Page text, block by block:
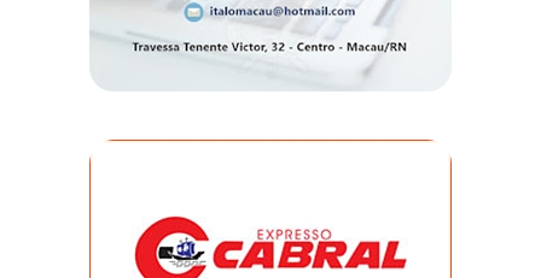
CORO